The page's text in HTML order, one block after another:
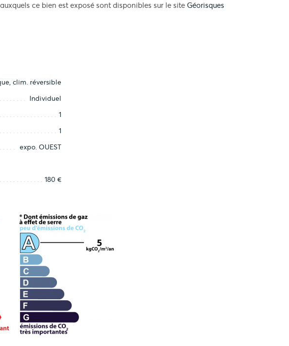
ce bien est exposé sont disponibles sur le site Géorisques
clim. réversible
Individuel
1
1
expo. OUEST
180 €